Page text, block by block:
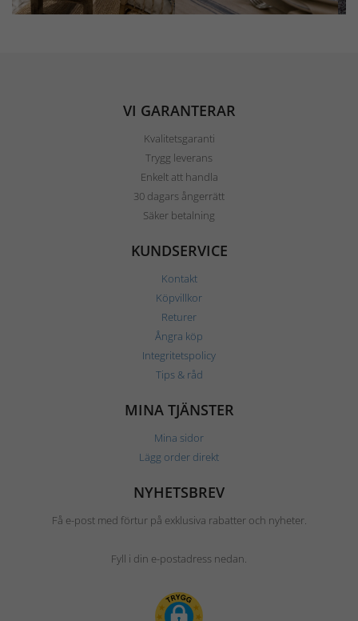
VI GARANTERAR
Kvalitetsgaranti
Trygg leverans
Enkelt att handla
30 dagars ångerrätt
Säker betalning
KUNDSERVICE
Kontakt
Köpvillkor
Returer
Ångra köp
Integritetspolicy
Tips & råd
MINA TJÄNSTER
Mina sidor
Lägg order direkt
NYHETSBREV
Få e-post med förtur på exklusiva rabatter och nyheter.
Fyll i din e-postadress nedan.